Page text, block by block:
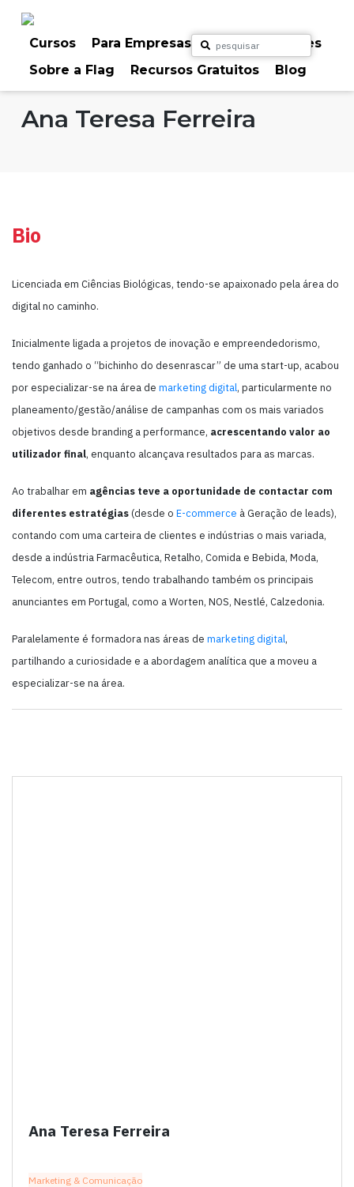
Cursos Para Empresas
Para Particulares
Sobre a Flag
Recursos Gratuitos Blog
Home Formadores
Ana Teresa Ferreira
Bio
Licenciada em Ciências Biológicas, tendo-se apaixonado pela área do
digital no caminho.
Inicialmente ligada a projetos de inovação e empreendedorismo,
tendo ganhado o “bichinho do desenrascar” de uma start-up, acabou
por especializar-se na área de marketing digital, particularmente no
planeamento/gestão/análise de campanhas com os mais variados
objetivos desde branding a performance, acrescentando valor ao
utilizador final, enquanto alcançava resultados para as marcas.
Ao trabalhar em agências teve a oportunidade de contactar com
diferentes estratégias (desde o E-commerce à Geração de leads),
contando com uma carteira de clientes e indústrias o mais variada,
desde a indústria Farmacêutica, Retalho, Comida e Bebida, Moda,
Telecom, entre outros, tendo trabalhando também os principais
anunciantes em Portugal, como a Worten, NOS, Nestlé, Calzedonia.
Paralelamente é formadora nas áreas de marketing digital,
partilhando a curiosidade e a abordagem analítica que a moveu a
especializar-se na área.
Ana Teresa Ferreira
Marketing & Comunicação